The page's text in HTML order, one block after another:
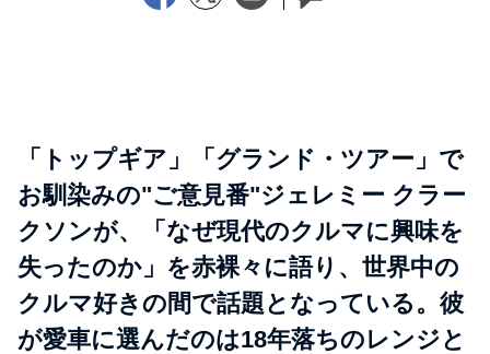
「トップギア」「グランド・ツアー」で
お馴染みの"ご意見番"ジェレミー クラー
クソンが、「なぜ現代のクルマに興味を
失ったのか」を赤裸々に語り、世界中の
クルマ好きの間で話題となっている。彼
が愛車に選んだのは18年落ちのレンジと